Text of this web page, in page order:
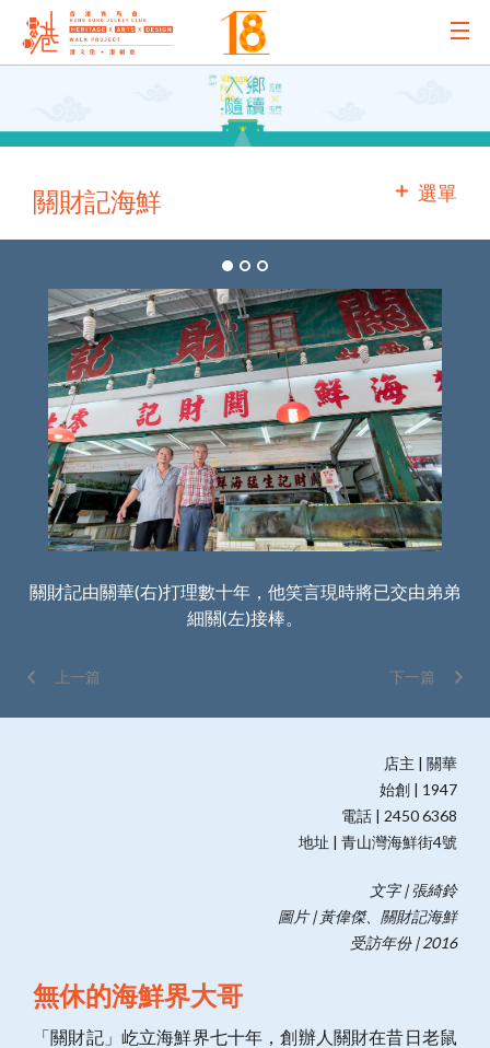
主辦機構
主要贊助
選單
關財記海鮮
關財記由關華(右)打理數十年，他笑言現時將已交由弟弟
細關(左)接棒。
下一篇
上一篇
店主 | 關華
始創 | 1947
電話 | 2450 6368
地址 | 青山灣海鮮街4號
文字 | 張綺鈴
圖片 | 黃偉傑、關財記海鮮
受訪年份 | 2016
無休的海鮮界大哥
「關財記」屹立海鮮界七十年，創辦人關財在昔日老鼠